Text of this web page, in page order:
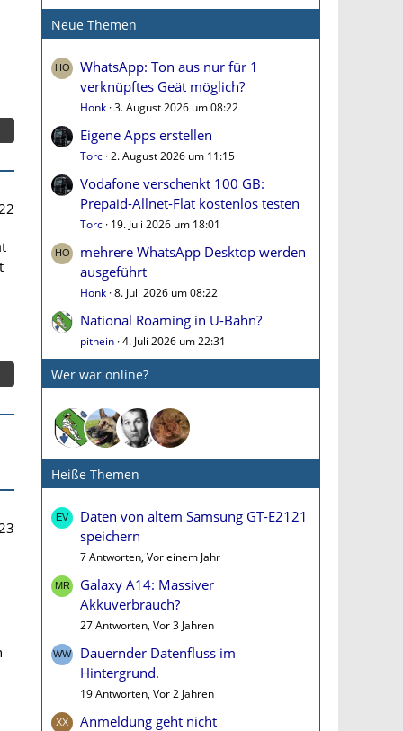
Neue Themen
WhatsApp: Ton aus nur für 1
verknüpftes Geät möglich?
Honk 3. August 2026 um 08:22
Eigene Apps erstellen
Torc 2. August 2026 um 11:15
Vodafone verschenkt 100 GB:
Prepaid-Allnet-Flat kostenlos testen
Torc 19. Juli 2026 um 18:01
mehrere WhatsApp Desktop werden
ausgeführt
Honk 8. Juli 2026 um 08:22
National Roaming in U-Bahn?
pithein 4. Juli 2026 um 22:31
Wer war online?
Heiße Themen
Daten von altem Samsung GT-E2121
speichern
7 Antworten, Vor einem Jahr
Galaxy A14: Massiver
Akkuverbrauch?
27 Antworten, Vor 3 Jahren
Dauernder Datenfluss im
Hintergrund.
19 Antworten, Vor 2 Jahren
Anmeldung geht nicht